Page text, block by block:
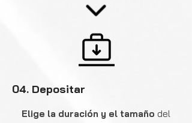
04. Depositar
Elige la duración y el tamaño del